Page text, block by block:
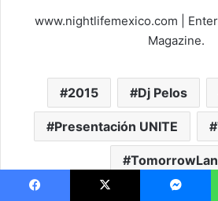
www.nightlifemexico.com |
Magazine.
2015 Dj Pelos
Presentación UNITE